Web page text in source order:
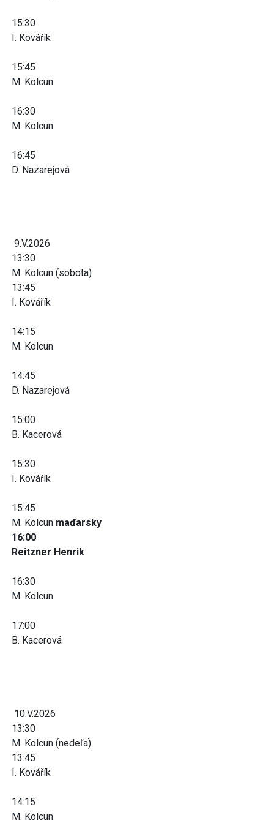
15:30
I. Kovářík
15:45
M. Kolcun
16:30
M. Kolcun
16:45
D. Nazarejová
9.V.2026
13:30
M. Kolcun (sobota)
13:45
I. Kovářík
14:15
M. Kolcun
14:45
D. Nazarejová
15:00
B. Kacerová
15:30
I. Kovářík
15:45
M. Kolcun maďarsky
16:00
Reitzner Henrik
16:30
M. Kolcun
17:00
B. Kacerová
10.V.2026
13:30
M. Kolcun (nedeľa)
13:45
I. Kovářík
14:15
M. Kolcun